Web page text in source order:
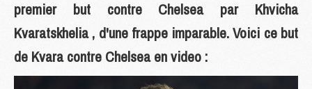
premier but contre Chelsea par Khvicha
Kvaratskhelia , d'une frappe imparable. Voici ce but
de Kvara contre Chelsea en video :